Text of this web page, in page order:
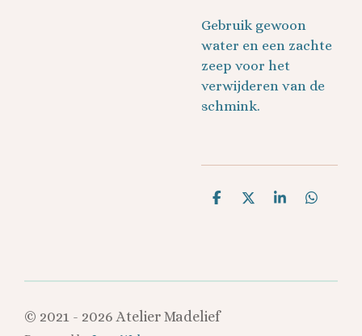
Gebruik gewoon
water en een zachte
zeep voor het
verwijderen van de
schmink.
D
D
S
D
© 2021 - 2026 Atelier Madelief